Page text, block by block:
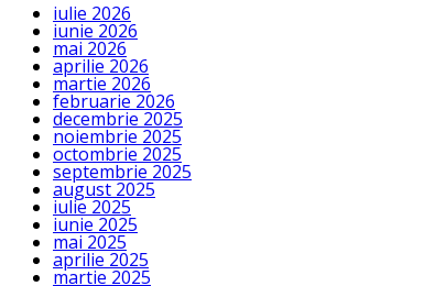
iulie 2026
iunie 2026
mai 2026
aprilie 2026
martie 2026
februarie 2026
decembrie 2025
noiembrie 2025
octombrie 2025
septembrie 2025
august 2025
iulie 2025
iunie 2025
mai 2025
aprilie 2025
martie 2025